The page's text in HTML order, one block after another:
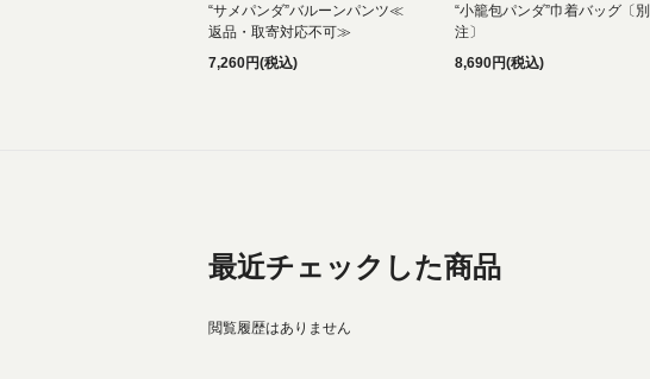
“サメパンダ”バルーンパンツ≪
返品・取寄対応不可≫
7,260円(税込)
“小籠包パンダ”巾着バッグ〔別
注〕
8,690円(税込)
最近チェックした商品
閲覧履歴はありません